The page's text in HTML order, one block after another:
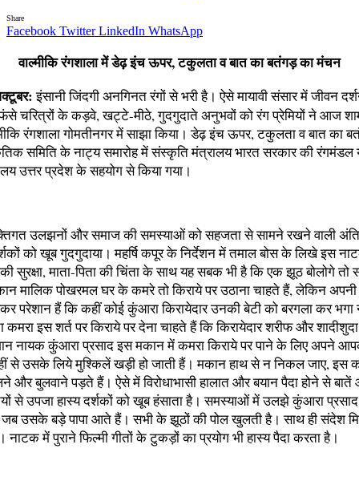
Share
Facebook Twitter LinkedIn WhatsApp
वाल्मीकि रंगशाला में डेढ़ इंच ऊपर, टकुलता व बात का बतंगड़ का मंचन
इंसानी जिंदगी अनगिनत रंगों से भरी है। ऐसे मायावी संसार में जीवन
फंसे चरित्रों के कड़वे, खट्टे-मीठे, गुदगुदाते अनुभवों को रंग प्रेमियों ने आज
रंगशाला गोमतीनगर में साझा किया। डेढ़ इंच ऊपर, टकुलता व बात का
समिति के नाट्य समारोह में संस्कृति मंत्रालय भारत सरकार की रंगमंडल
उत्तर प्रदेश के सहयोग से किया गया।
उलझनों और समाज की समस्याओं को सहजता से सामने रखने वाली
को खूब गुदगुदाया। महर्षि कपूर के निर्देशन में तमाल बोस के लिखे इस
सुरक्षा, माता-पिता की चिंता के साथ यह सबक भी है कि एक झूठ बोलोगे
मालिक पोखरमल घर के कमरे तो किराये पर उठाना चाहते हैं, लेकिन
परेशान हैं कि कहीं कोई कुंआरा किरायेदार उनकी बेटी को बरगला कर
कमरा इस शर्त पर किराये पर देना चाहते हैं कि किरायेदार शरीफ और
नायक कुंआरा प्रसाद इस मकान में कमरा किराये पर पाने के लिए अपने
से उसके लिये मुश्किलें खड़ी हो जाती हैं। मकान हाथ से न निकल जाए,
और बुलवाने पड़ते हैं। ऐसे में विरोधाभासी हालात और बयान पैदा होने से
से उपजा हास्य दर्शकों को खूब हंसाता है। समस्याओं में उलझे कुंआरा
उसके बड़े पापा आते हैं। सभी के झूठों की पोल खुलती है। साथ ही संदेश
नाटक में पुराने फिल्मी गीतों के टुकड़ों का प्रयोग भी हास्य पैदा करता है।